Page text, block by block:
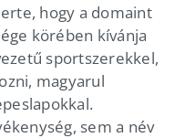
hogy a domaint
körében kívánja
sportszerekkel,
magyarul
sem a név